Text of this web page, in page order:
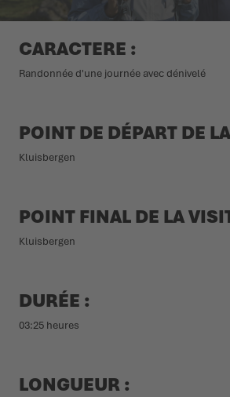
LOWA PROFESSIONAL
LOWA PROFESSIONAL
PODCAST
CARRIÈRE
CARACTERE :
Randonnée d'une journée avec dénivelé
POINT DE DÉPART DE
Kluisbergen
POINT FINAL DE LA
Kluisbergen
DURÉE :
03:25 heures
LONGUEUR :